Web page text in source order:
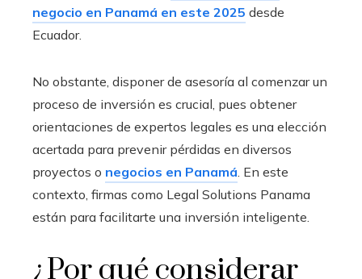
negocio en Panamá en este 2025 desde
Ecuador.
No obstante, disponer de asesoría al comenzar un
proceso de inversión es crucial, pues obtener
orientaciones de expertos legales es una elección
acertada para prevenir pérdidas en diversos
proyectos o negocios en Panamá. En este
contexto, firmas como Legal Solutions Panama
están para facilitarte una inversión inteligente.
¿Por qué considerar